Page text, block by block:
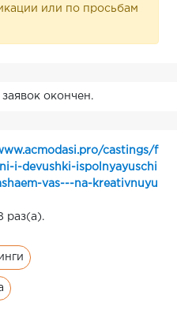
или по просьбам
окончен.
castings/f
i-devushki-ispolnyayuschi
vas---na-kreativnuyu
раз(а).